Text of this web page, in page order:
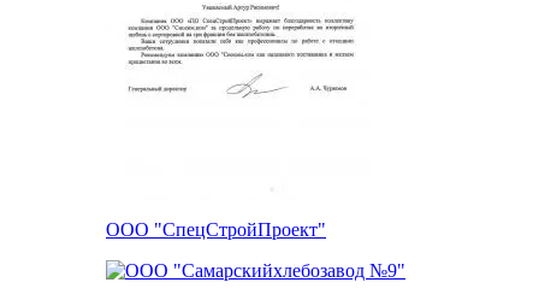
ООО "СпецСтройПроект"